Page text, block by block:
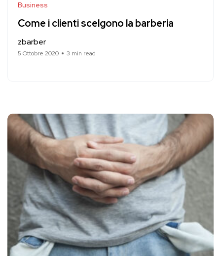
Business
Come i clienti scelgono la barberia
zbarber
5 Ottobre 2020 3 min read